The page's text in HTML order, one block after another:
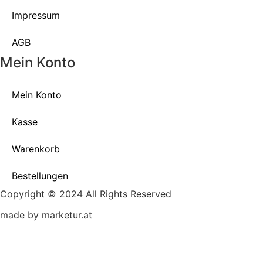
Impressum
AGB
Mein Konto
Mein Konto
Kasse
Warenkorb
Bestellungen
Copyright © 2024 All Rights Reserved
made by marketur.at